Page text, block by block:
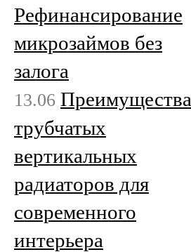
Рефинансирование
микрозаймов без
залога
13.06 Преимущества
трубчатых
вертикальных
радиаторов для
современного
интерьера